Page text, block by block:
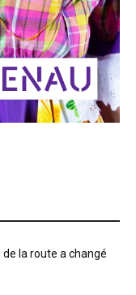
la route a changé